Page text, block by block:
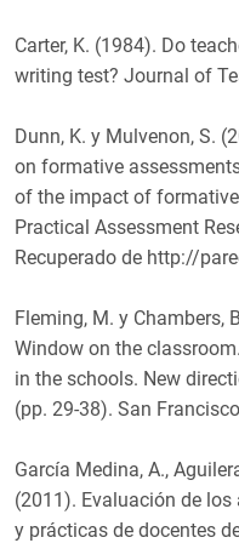
Carter, K. (1984). Do
writing test? Journal of
Dunn, K. y Mulvenon, S.
on formative
of the impact of
Practical Assessment
Recuperado de http://
Fleming, M. y Chambers,
Window on the
in the schools. New
(pp. 29-38). San
García Medina, A.,
(2011). Evaluación de
y prácticas de docentes